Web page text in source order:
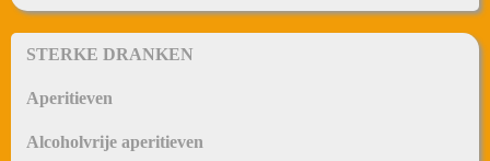
STERKE DRANKEN
Aperitieven
Alcoholvrije aperitieven